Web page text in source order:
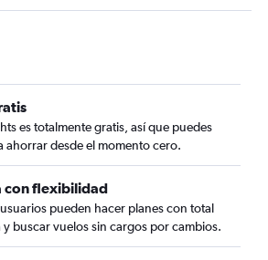
es totalmente gratis, así que puedes
ahorrar desde el momento cero.
con flexibilidad
pueden hacer planes con total
y buscar vuelos sin cargos por cambios.